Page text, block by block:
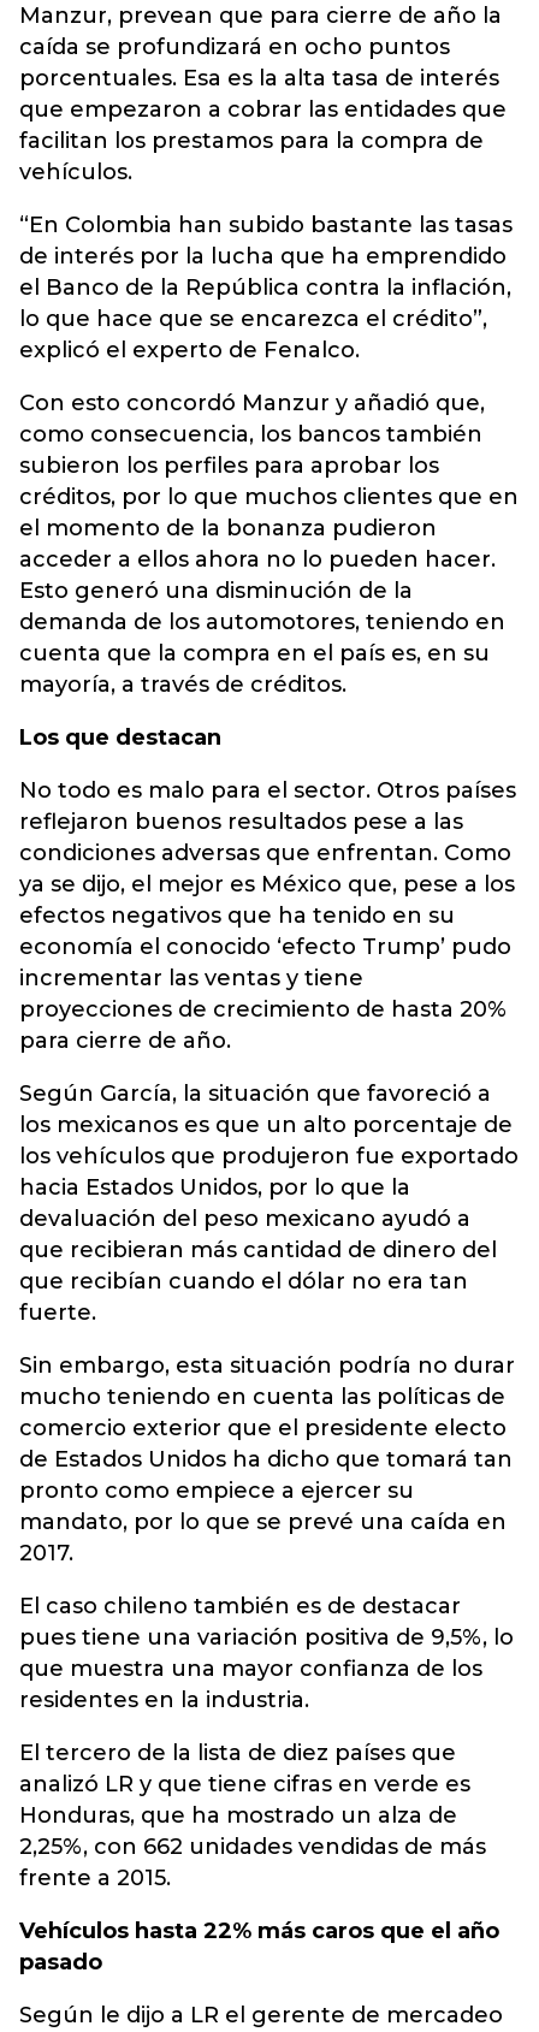
Manzur, prevean que para cierre de año la
caída se profundizará en ocho puntos
porcentuales. Esa es la alta tasa de interés
que empezaron a cobrar las entidades que
facilitan los prestamos para la compra de
vehículos.
“En Colombia han subido bastante las tasas
de interés por la lucha que ha emprendido
el Banco de la República contra la inflación,
lo que hace que se encarezca el crédito”,
explicó el experto de Fenalco.
Con esto concordó Manzur y añadió que,
como consecuencia, los bancos también
subieron los perfiles para aprobar los
créditos, por lo que muchos clientes que en
el momento de la bonanza pudieron
acceder a ellos ahora no lo pueden hacer.
Esto generó una disminución de la
demanda de los automotores, teniendo en
cuenta que la compra en el país es, en su
mayoría, a través de créditos.
Los que destacan
No todo es malo para el sector. Otros países
reflejaron buenos resultados pese a las
condiciones adversas que enfrentan. Como
ya se dijo, el mejor es México que, pese a los
efectos negativos que ha tenido en su
economía el conocido ‘efecto Trump’ pudo
incrementar las ventas y tiene
proyecciones de crecimiento de hasta 20%
para cierre de año.
Según García, la situación que favoreció a
los mexicanos es que un alto porcentaje de
los vehículos que produjeron fue exportado
hacia Estados Unidos, por lo que la
devaluación del peso mexicano ayudó a
que recibieran más cantidad de dinero del
que recibían cuando el dólar no era tan
fuerte.
Sin embargo, esta situación podría no durar
mucho teniendo en cuenta las políticas de
comercio exterior que el presidente electo
de Estados Unidos ha dicho que tomará tan
pronto como empiece a ejercer su
mandato, por lo que se prevé una caída en
2017.
El caso chileno también es de destacar
pues tiene una variación positiva de 9,5%, lo
que muestra una mayor confianza de los
residentes en la industria.
El tercero de la lista de diez países que
analizó LR y que tiene cifras en verde es
Honduras, que ha mostrado un alza de
2,25%, con 662 unidades vendidas de más
frente a 2015.
Vehículos hasta 22% más caros que el año
pasado
Según le dijo a LR el gerente de mercadeo